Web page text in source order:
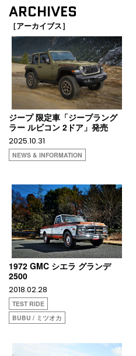
ARCHIVES
［アーカイブス］
ジープ 限定車「ジープラング
ラー ルビコン 2ドア」発売
2025.10.31
NEWS & INFORMATION
1972 GMC シエラ グランデ
2500
2018.02.28
TEST RIDE
BUBU / ミツオカ